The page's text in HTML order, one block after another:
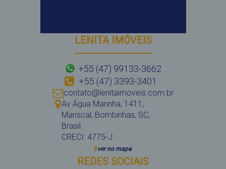
LENITA IMÓVEIS
+55 (47) 99133-3662
+55 (47) 3393-3401
contato@lenitaimoveis.com.br
Av Água Marinha, 1411 ,
Mariscal, Bombinhas, SC,
Brasil
CRECI: 4775-J
ver no mapa
REDES SOCIAIS